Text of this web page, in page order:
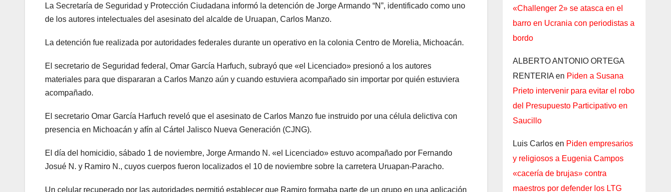
La Secretaría de Seguridad y Protección Ciudadana informó la detención de Jorge Armando “N”, identificado como uno
de los autores intelectuales del asesinato del alcalde de Uruapan, Carlos Manzo.
La detención fue realizada por autoridades federales durante un operativo en la colonia Centro de Morelia, Michoacán.
El secretario de Seguridad federal, Omar García Harfuch, subrayó que «el Licenciado» presionó a los autores
materiales para que dispararan a Carlos Manzo aún y cuando estuviera acompañado sin importar por quién estuviera
acompañado.
El secretario Omar García Harfuch reveló que el asesinato de Carlos Manzo fue instruido por una célula delictiva con
presencia en Michoacán y afín al Cártel Jalisco Nueva Generación (CJNG).
El día del homicidio, sábado 1 de noviembre, Jorge Armando N. «el Licenciado» estuvo acompañado por Fernando
Josué N. y Ramiro N., cuyos cuerpos fueron localizados el 10 de noviembre sobre la carretera Uruapan-Paracho.
Un celular recuperado por las autoridades permitió establecer que Ramiro formaba parte de un grupo en una aplicación
«Challenger 2» se atasca en el
barro en Ucrania con periodistas a
bordo
ALBERTO ANTONIO ORTEGA
RENTERIAen Piden a Susana
Prieto intervenir para evitar el robo
del Presupuesto Participativo en
Saucillo
Luis Carlosen Piden empresarios
y religiosos a Eugenia Campos
«cacería de brujas» contra
maestros por defender los LTG